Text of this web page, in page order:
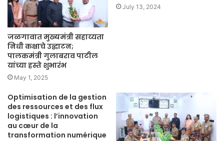
जळगावात मुख्यमंत्री सहाय्यता
निधी कक्षाचे उद्घाटन;
पालकमंत्री गुलाबराव पाटील
यांच्या हस्ते शुभारंभ
May 1, 2025
July 13, 2024
Optimisation de la gestion
des ressources et des flux
logistiques : l’innovation
au cœur de la
transformation numérique